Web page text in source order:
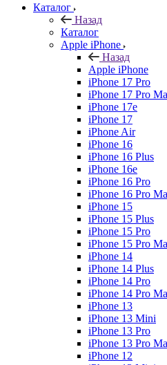
Каталог
Назад
Каталог
Apple iPhone
Назад
Apple iPhone
iPhone 17 Pro
iPhone 17 Pro
iPhone 17e
iPhone 17
iPhone Air
iPhone 16
iPhone 16 Plus
iPhone 16e
iPhone 16 Pro
iPhone 16 Pro
iPhone 15
iPhone 15 Plus
iPhone 15 Pro
iPhone 15 Pro
iPhone 14
iPhone 14 Plus
iPhone 14 Pro
iPhone 14 Pro
iPhone 13
iPhone 13 Mini
iPhone 13 Pro
iPhone 13 Pro
iPhone 12